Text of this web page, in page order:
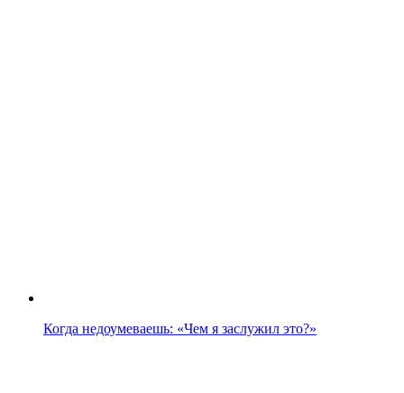
Когда недоумеваешь: «Чем я заслужил это?»